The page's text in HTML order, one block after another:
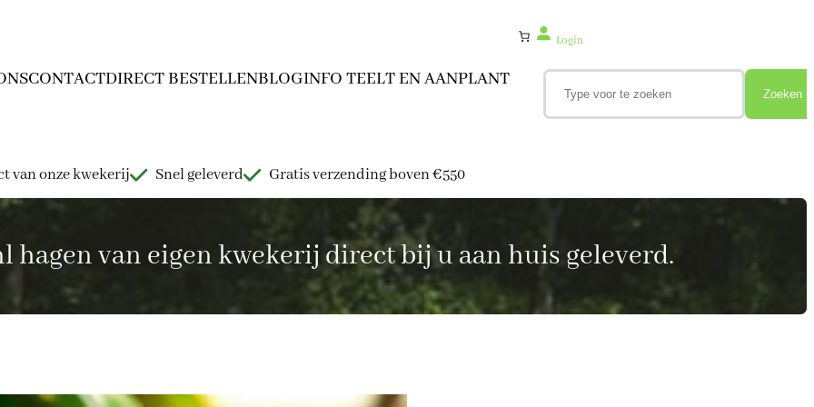
CONTACTDIRECT BESTELLENBLOGINFO TEELT EN AANPLANT
Login
Zoeken
van onze kwekerij Snel geleverd Gratis verzending boven €550
hagen van eigen kwekerij direct bij u aan huis geleverd.